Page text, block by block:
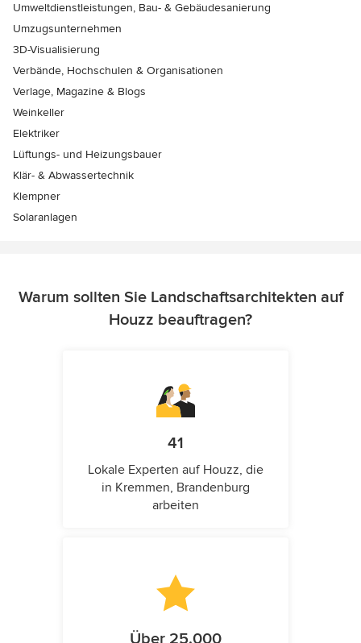
Umweltdienstleistungen, Bau- & Gebäudesanierung
Umzugsunternehmen
3D-Visualisierung
Verbände, Hochschulen & Organisationen
Verlage, Magazine & Blogs
Weinkeller
Elektriker
Lüftungs- und Heizungsbauer
Klär- & Abwassertechnik
Klempner
Solaranlagen
Warum sollten Sie Landschaftsarchitekten auf
Houzz beauftragen?
41
Lokale Experten auf Houzz, die
in Kremmen, Brandenburg
arbeiten